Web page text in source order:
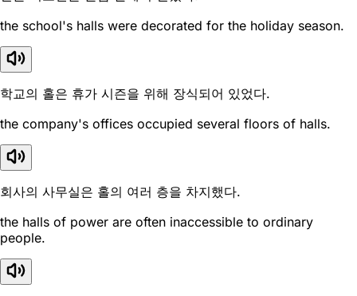
the school's halls were decorated for the holiday season.
학교의 홀은 휴가 시즌을 위해 장식되어 있었다.
the company's offices occupied several floors of halls.
회사의 사무실은 홀의 여러 층을 차지했다.
the halls of power are often inaccessible to ordinary
people.